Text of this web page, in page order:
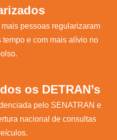
pessoas regularizaram
e com mais alívio no
os DETRAN’s
pelo SENATRAN e
nacional de consultas